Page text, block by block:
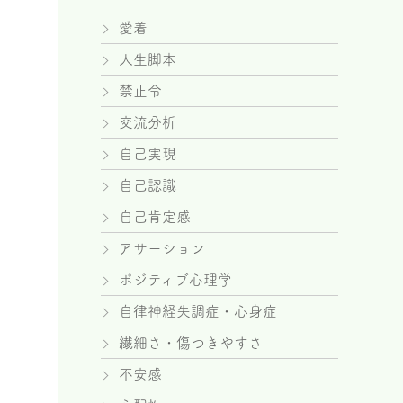
愛着
人生脚本
禁止令
交流分析
自己実現
自己認識
自己肯定感
アサーション
ポジティブ心理学
自律神経失調症・心身症
繊細さ・傷つきやすさ
不安感